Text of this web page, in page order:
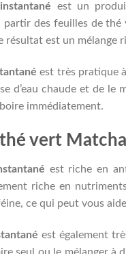
est un
des feuilles de
résultat est un
est très pratique
d’eau chaude et de
immédiatement.
vert
est riche en
riche en
ce qui peut vous
est également
seul ou le mélanger à